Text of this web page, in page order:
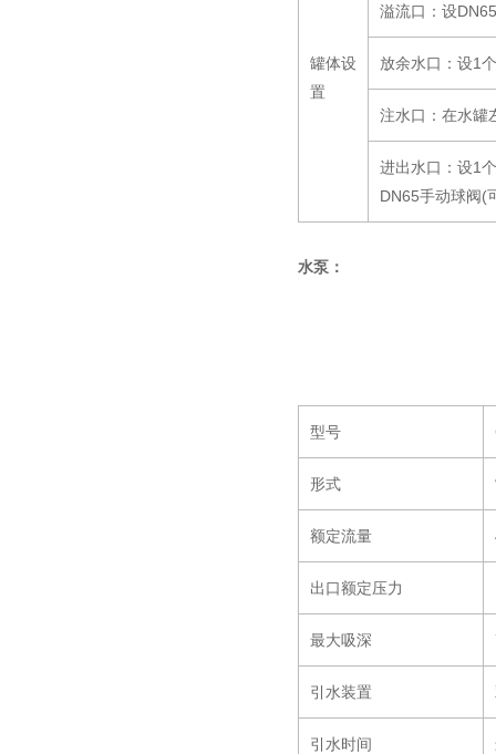
罐体设
置
溢流口：设
放余水口：设1
注水口：在水罐
进出水口：设1
DN65手动球阀(
水泵：
型号
形式
额定流量
出口额定压力
最大吸深
引水装置
引水时间